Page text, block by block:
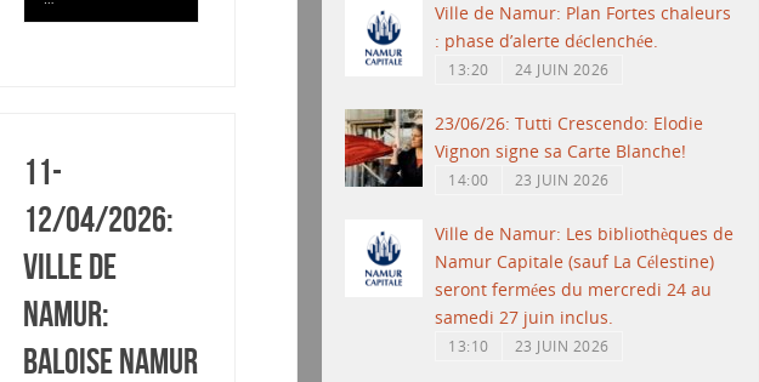
11-
12/04/2026:
Ville de
Namur:
Baloise Namur
Ville de Namur: Plan Fortes chaleurs
: phase d’alerte déclenchée.
13:20 24 JUIN 2026
23/06/26: Tutti Crescendo: Elodie
Vignon signe sa Carte Blanche!
14:00 23 JUIN 2026
Ville de Namur: Les bibliothèques de
Namur Capitale (sauf La Célestine)
seront fermées du mercredi 24 au
samedi 27 juin inclus.
13:10 23 JUIN 2026